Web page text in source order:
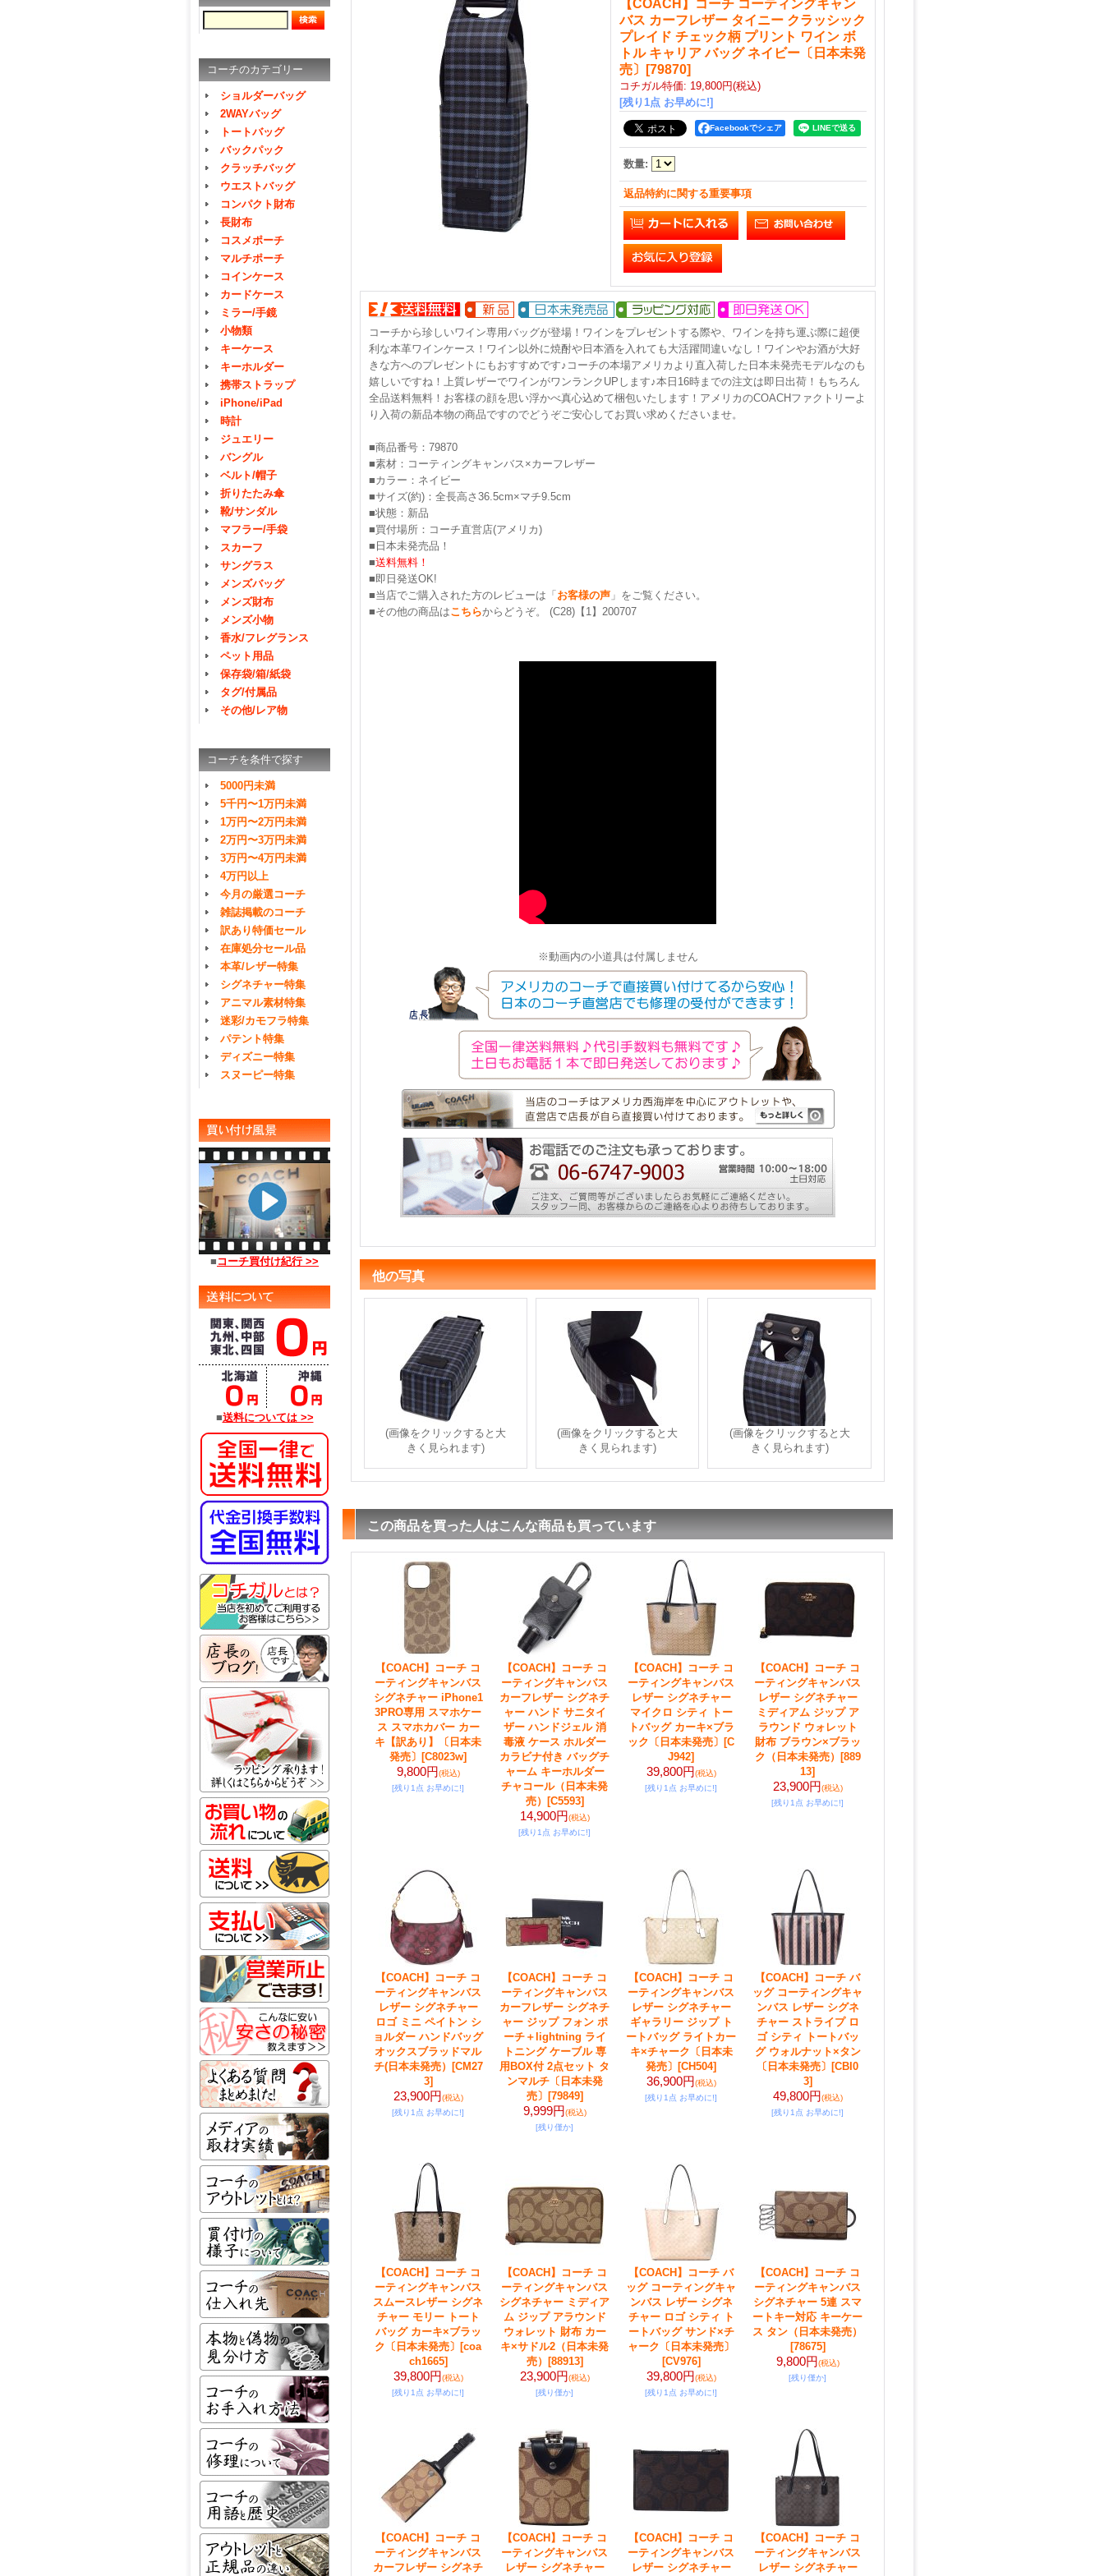
コーチのカテゴリー
ショルダーバッグ
2WAYバッグ
トートバッグ
バックパック
クラッチバッグ
ウエストバッグ
コンパクト財布
長財布
コスメポーチ
マルチポーチ
コインケース
カードケース
ミラー/手鏡
小物類
キーケース
キーホルダー
携帯ストラップ
iPhone/iPad
時計
ジュエリー
バングル
ベルト/帽子
折りたたみ傘
靴/サンダル
マフラー/手袋
スカーフ
サングラス
メンズバッグ
メンズ財布
メンズ小物
香水/フレグランス
ペット用品
保存袋/箱/紙袋
タグ/付属品
その他/レア物
コーチを条件で探す
5000円未満
5千円〜1万円未満
1万円〜2万円未満
2万円〜3万円未満
3万円〜4万円未満
4万円以上
今月の厳選コーチ
雑誌掲載のコーチ
訳あり特価セール
在庫処分セール品
本革/レザー特集
シグネチャー特集
アニマル素材特集
迷彩/カモフラ特集
パテント特集
ディズニー特集
スヌーピー特集
■ コーチ買付け紀行 >>
■送料については >>
【COACH】コーチ コーティングキャン
バス カーフレザー タイニー クラッシック
プレイド チェック柄 プリント ワイン ボ
トル キャリア バッグ ネイビー〔日本未発
売〕
[79870]
コチガル特価: 19,800円(税込)
[残り1点 お早めに!]
Facebookでシェア
数量:
返品特約に関する重要事項
コーチから珍しいワイン専用バッグが登場！ワインをプレゼントする際や、ワインを持ち運ぶ際に超便
利な本革ワインケース！ワイン以外に焼酎や日本酒を入れても大活躍間違いなし！ワインやお酒が大好
きな方へのプレゼントにもおすすめです♪コーチの本場アメリカより直入荷した日本未発売モデルなのも
嬉しいですね！上質レザーでワインがワンランクUPします♪本日16時までの注文は即日出荷！もちろん
全品送料無料！お客様の顔を思い浮かべ真心込めて梱包いたします！アメリカのCOACHファクトリーよ
り入荷の新品本物の商品ですのでどうぞご安心してお買い求めくださいませ。
■商品番号：79870
■素材：コーティングキャンバス×カーフレザー
■カラー：ネイビー
■サイズ(約)：全長高さ36.5cm×マチ9.5cm
■状態：新品
■買付場所：コーチ直営店(アメリカ)
■日本未発売品！
■送料無料！
■即日発送OK!
■当店でご購入された方のレビューは「 お客様の声 」をご覧ください。
■その他の商品はこちらからどうぞ。 (C28)【1】200707
※動画内の小道具は付属しません
他の写真
(画像をクリックすると大
きく見られます)
(画像をクリックすると大
きく見られます)
(画像をクリックすると大
きく見られます)
この商品を買った人はこんな商品も買っています
【COACH】コーチ コ
ーティングキャンバス
シグネチャー iPhone1
3PRO専用 スマホケー
ス スマホカバー カー
キ【訳あり】〔日本未
発売〕 [C8023w]
9,800円(税込)
[残り1点 お早めに!]
【COACH】コーチ コ
ーティングキャンバス
カーフレザー シグネチ
ャー ハンド サニタイ
ザー ハンドジェル 消
毒液 ケース ホルダー
カラビナ付き バッグチ
ャーム キーホルダー
チャコール（日本未発
売）
[C5593]
14,900円(税込)
[残り1点 お早めに!]
【COACH】コーチ コ
ーティングキャンバス
レザー シグネチャー
マイクロ シティ トー
トバッグ カーキ×ブラ
ック〔日本未発売〕 [C
J942]
39,800円(税込)
[残り1点 お早めに!]
【COACH】コーチ コ
ーティングキャンバス
レザー シグネチャー
ミディアム ジップ ア
ラウンド ウォレット
財布 ブラウン×ブラッ
ク（日本未発売）
[889
13]
23,900円(税込)
[残り1点 お早めに!]
【COACH】コーチ コ
ーティングキャンバス
レザー シグネチャー
ロゴ ミニ ペイトン シ
ョルダー ハンドバッグ
オックスブラッドマル
チ(日本未発売）
[CM27
3]
23,900円(税込)
[残り1点 お早めに!]
【COACH】コーチ コ
ーティングキャンバス
カーフレザー シグネチ
ャー ジップ フォン ポ
ーチ＋lightning ライ
トニング ケーブル 専
用BOX付 2点セット タ
ンマルチ〔日本未発
売〕 [79849]
9,999円(税込)
[残り僅か]
【COACH】コーチ コ
ーティングキャンバス
レザー シグネチャー
ギャラリー ジップ ト
ートバッグ ライトカー
キ×チャーク〔日本未
発売〕 [CH504]
36,900円(税込)
[残り1点 お早めに!]
【COACH】コーチ バ
ッグ コーティングキャ
ンバス レザー シグネ
チャー ストライプ ロ
ゴ シティ トートバッ
グ ウォルナット×タン
〔日本未発売〕 [CBI0
3]
49,800円(税込)
[残り1点 お早めに!]
【COACH】コーチ コ
ーティングキャンバス
スムースレザー シグネ
チャー モリー トート
バッグ カーキ×ブラッ
ク〔日本未発売〕 [coa
ch1665]
39,800円(税込)
[残り1点 お早めに!]
【COACH】コーチ コ
ーティングキャンバス
シグネチャー ミディア
ム ジップ アラウンド
ウォレット 財布 カー
キ×サドル2（日本未発
売）
[88913]
23,900円(税込)
[残り僅か]
【COACH】コーチ バ
ッグ コーティングキャ
ンバス レザー シグネ
チャー ロゴ シティ ト
ートバッグ サンド×チ
ャーク〔日本未発売〕
[CV976]
39,800円(税込)
[残り1点 お早めに!]
【COACH】コーチ コ
ーティングキャンバス
シグネチャー 5連 スマ
ートキー対応 キーケー
ス タン（日本未発売）
[78675]
9,800円(税込)
[残り僅か]
【COACH】コーチ コ
ーティングキャンバス
カーフレザー シグネチ
【COACH】コーチ コ
ーティングキャンバス
レザー シグネチャー
【COACH】コーチ コ
ーティングキャンバス
レザー シグネチャー
【COACH】コーチ コ
ーティングキャンバス
レザー シグネチャー